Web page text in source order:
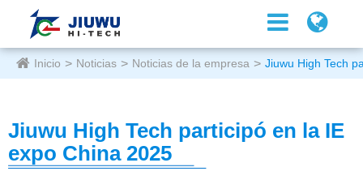
Inicio Noticias Noticias de la empresa Jiuwu High Tech
Jiuwu High Tech participó en la IE
expo China 2025